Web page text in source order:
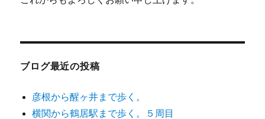
ブログ最近の投稿
彦根から醒ヶ井まで歩く。
横関から鶴居駅まで歩く。５周目